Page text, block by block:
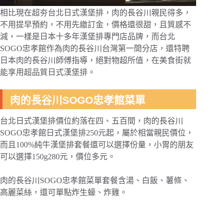
相比現在超夯台北日式漢堡排，肉的長谷川親民得多，
不用提早預約，不用先繳訂金，價格還很甜，且質感不
減，一樣是日本十多年漢堡排專門店品牌，而台北
SOGO忠孝館作為肉的長谷川台灣第一間分店，還特聘
日本肉的長谷川師傅指導，絕對物超所值，在美食街就
能享用超品質日式漢堡排。
肉的長谷川SOGO忠孝館菜單
台北日式漢堡排價位約落在四、五百間，肉的長谷川
SOGO忠孝館日式漢堡排250元起，屬於相當親民價位，
而且100%純牛漢堡排套餐還可以選擇份量，小胃的朋友
可以選擇150g280元，價位多元。
肉的長谷川SOGO忠孝館菜單套餐含湯、白飯、薯條、
高麗菜絲，還可單點炸生蠔、炸雞。